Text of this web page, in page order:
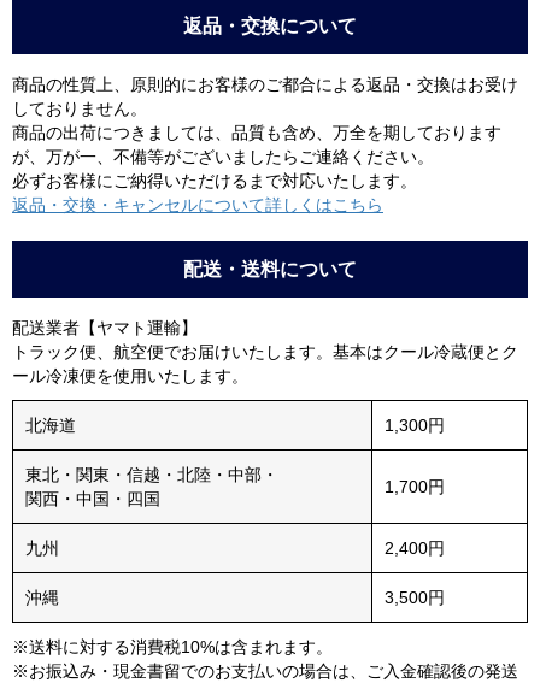
返品・交換について
商品の性質上、原則的にお客様のご都合による返品・交換はお受け
しておりません。
商品の出荷につきましては、品質も含め、万全を期しております
が、万が一、不備等がございましたらご連絡ください。
必ずお客様にご納得いただけるまで対応いたします。
返品・交換・キャンセルについて詳しくはこちら
配送・送料について
配送業者【ヤマト運輸】
トラック便、航空便でお届けいたします。基本はクール冷蔵便とク
ール冷凍便を使用いたします。
北海道 1,300円
東北・関東・信越・北陸・中部・
関西・中国・四国
1,700円
九州 2,400円
沖縄 3,500円
※送料に対する消費税10%は含まれます。
※お振込み・現金書留でのお支払いの場合は、ご入金確認後の発送